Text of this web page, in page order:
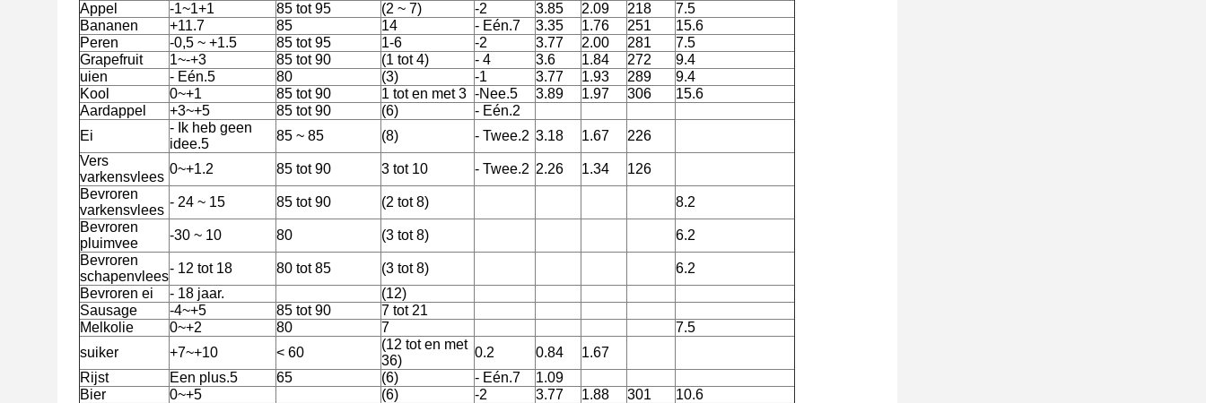
Appel
-1~1+1 85 tot 95 (2 ~ 7) -2 3.85 2.09 218
7.5
Bananen
+11.7 85 14 - Eén.7 3.35 1.76 251
15.6
Peren
-0,5 ~ +1.5 85 tot 95 1-6 -2 3.77 2.00 281
7.5
Grapefruit
1~-+3 85 tot 90 (1 tot 4) - 4 3.6 1.84 272
9.4
uien
- Eén.5 80 (3) -1 3.77 1.93 289
9.4
Kool
0~+1 85 tot 90 1 tot en met 3 -Nee.5 3.89 1.97 306
15.6
Aardappel
+3~+5 85 tot 90 (6)
- Eén.2
Ei
- Ik heb geen
idee.5
85 ~ 85 (8) - Twee.2 3.18 1.67
226
Vers
varkensvlees
0~+1.2 85 tot 90 3 tot 10 - Twee.2 2.26 1.34
126
Bevroren
varkensvlees
- 24 ~ 15 85 tot 90 (2 tot 8)
8.2
Bevroren
pluimvee
-30 ~ 10 80 (3 tot 8)
6.2
Bevroren
schapenvlees
- 12 tot 18 80 tot 85 (3 tot 8)
6.2
Bevroren ei
- 18 jaar.
(12)
Sausage
-4~+5 85 tot 90
7 tot 21
Melkolie
0~+2 80 7
7.5
suiker
+7~+10 < 60
(12 tot en met
36)
0.2 0.84
1.67
Rijst
Een plus.5 65 (6) - Eén.7
1.09
Bier
0~+5 (6) -2 3.77 1.88 301
10.6